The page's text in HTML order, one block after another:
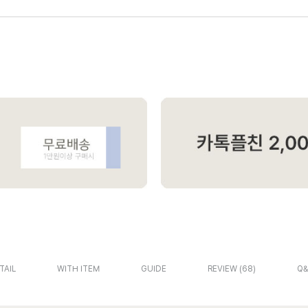
WITH ITEM GUIDE REVIEW 68